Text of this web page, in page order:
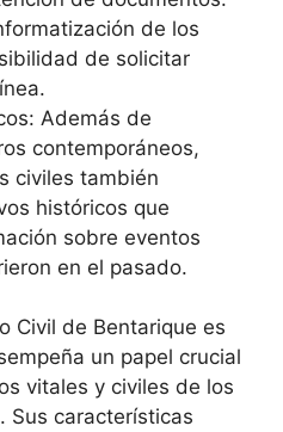
de los
de solicitar
Además de
contemporáneos,
civiles también
históricos que
sobre eventos
en el pasado.
Civil de Bentarique es
un papel crucial
vitales y civiles de los
Sus características